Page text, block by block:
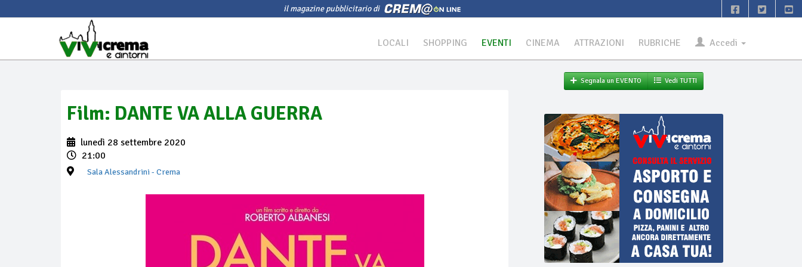
il magazine pubblicitario di
LOCALI SHOPPING EVENTI CINEMA ATTRAZIONI RUBRICHE Accedi
Film: DANTE VA ALLA GUERRA
lunedì 28 settembre 2020
21:00
Sala Alessandrini - Crema
Segnala un EVENTO Vedi TUTTI